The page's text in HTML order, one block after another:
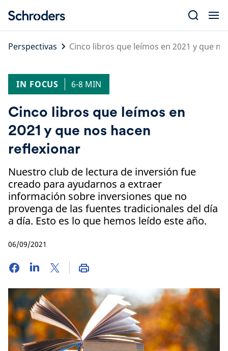
content
Perspectivas
Cinco libros que leímos en 2021 y que
IN FOCUS 6-8 MIN
Cinco libros que leímos en
2021 y que nos hacen
reflexionar
Nuestro club de lectura de inversión fue
creado para ayudarnos a extraer
información sobre inversiones que no
provenga de las fuentes tradicionales del día
a día. Esto es lo que hemos leído este año.
06/09/2021